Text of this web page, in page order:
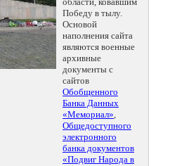
Победу в тылу.
Основой
наполнения сайта
являются военные
архивные
документы с
сайтов
Обобщенного
Банка Данных
«Мемориал»,
Общедоступного
электронного
банка документов
«Подвиг Народа в